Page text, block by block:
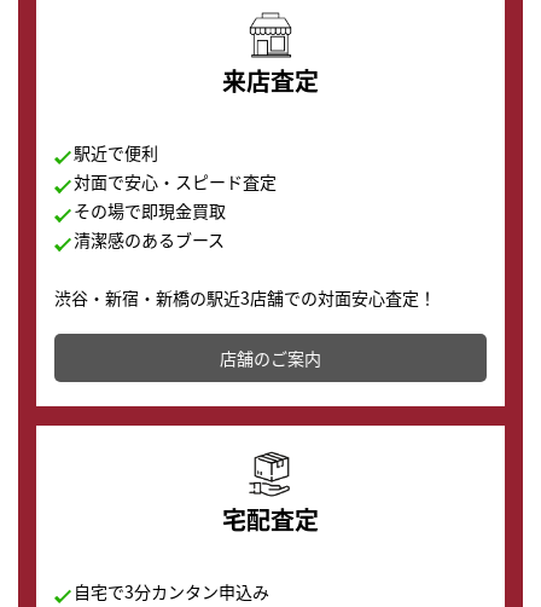
来店査定
駅近で便利
対面で安心・スピード査定
その場で即現金買取
清潔感のあるブース
渋谷・新宿・新橋の駅近3店舗での対面安心査定！
その場で現金買取致します。渋谷本店では、時計販売の
店舗を併設しており、下取りに出してお得に新しい時計
の購入もできます♪
店舗のご案内
宅配査定
自宅で3分カンタン申込み